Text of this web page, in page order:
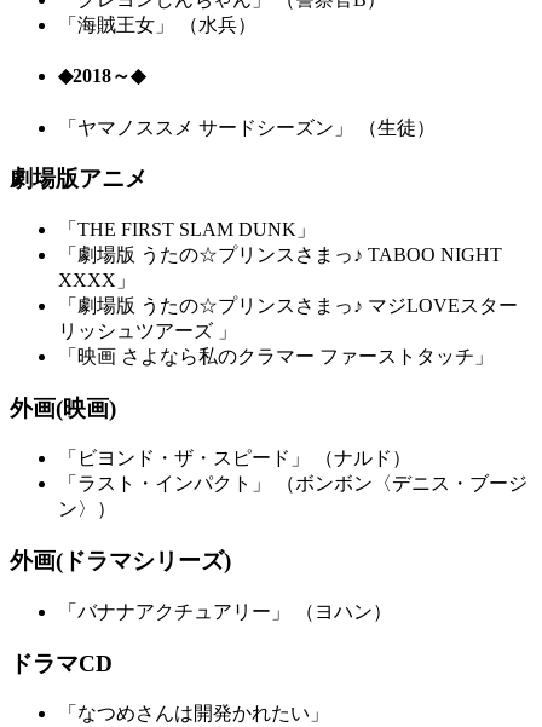
「海賊王女」 （水兵）
◆2018～◆
「ヤマノススメ サードシーズン」 （生徒）
劇場版アニメ
「THE FIRST SLAM DUNK」
「劇場版 うたの☆プリンスさまっ♪ TABOO NIGHT
XXXX」
「劇場版 うたの☆プリンスさまっ♪ マジLOVEスター
リッシュツアーズ 」
「映画 さよなら私のクラマー ファーストタッチ」
外画(映画)
「ビヨンド・ザ・スピード」 （ナルド）
「ラスト・インパクト」 （ボンボン〈デニス・ブージ
ン〉）
外画(ドラマシリーズ)
「バナナアクチュアリー」 （ヨハン）
ドラマCD
「なつめさんは開発かれたい」